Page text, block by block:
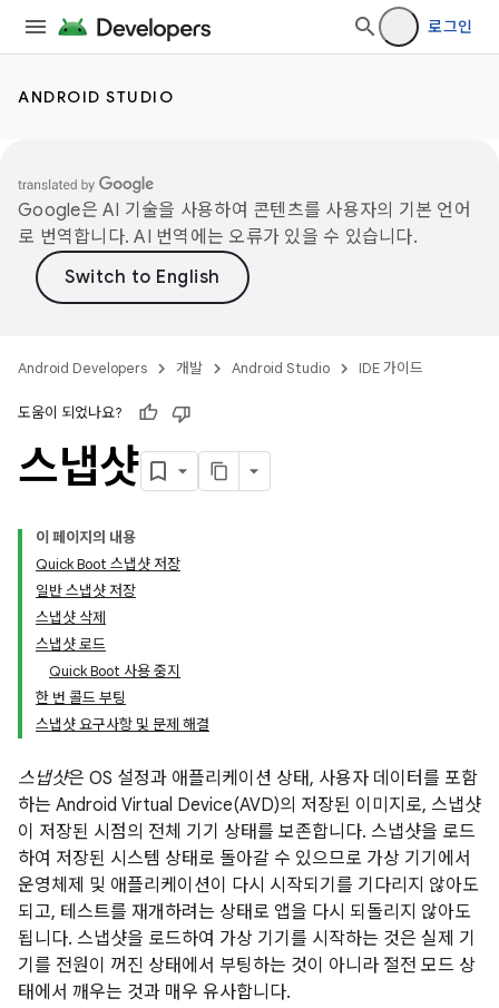
로그인
ANDROID STUDIO
Google은 AI 기술을 사용하여 콘텐츠를 사용자의 기본 언어
로 번역합니다. AI 번역에는 오류가 있을 수 있습니다.
Android Developers 개발 Android Studio IDE 가이드
도움이 되었나요?
스냅샷
이 페이지의 내용
Quick Boot 스냅샷 저장
일반 스냅샷 저장
스냅샷 삭제
스냅샷 로드
Quick Boot 사용 중지
한 번 콜드 부팅
스냅샷 요구사항 및 문제 해결
스냅샷은 OS 설정과 애플리케이션 상태, 사용자 데이터를 포함
하는 Android Virtual Device(AVD)의 저장된 이미지로, 스냅샷
이 저장된 시점의 전체 기기 상태를 보존합니다. 스냅샷을 로드
하여 저장된 시스템 상태로 돌아갈 수 있으므로 가상 기기에서
운영체제 및 애플리케이션이 다시 시작되기를 기다리지 않아도
되고, 테스트를 재개하려는 상태로 앱을 다시 되돌리지 않아도
됩니다. 스냅샷을 로드하여 가상 기기를 시작하는 것은 실제 기
기를 전원이 꺼진 상태에서 부팅하는 것이 아니라 절전 모드 상
태에서 깨우는 것과 매우 유사합니다.